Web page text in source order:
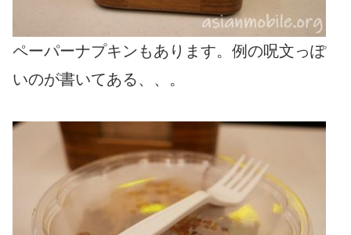
ペーパーナプキンもあります。例の呪文っぽ
いのが書いてある、、。